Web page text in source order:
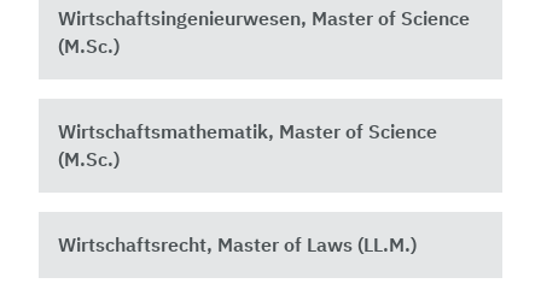
Wirtschaftsingenieurwesen, Master of Science
(M.Sc.)
Wirtschaftsmathematik, Master of Science
(M.Sc.)
Wirtschaftsrecht, Master of Laws (LL.M.)